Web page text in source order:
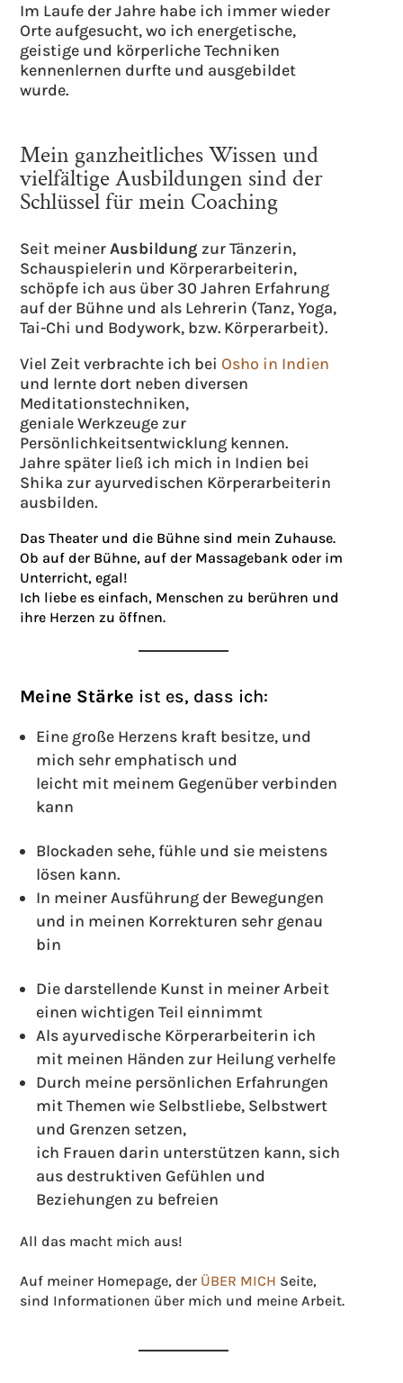
Im Laufe der Jahre habe ich immer wieder
Orte aufgesucht, wo ich energetische,
geistige und körperliche Techniken
kennenlernen durfte und ausgebildet
wurde.
Mein ganzheitliches Wissen und
vielfältige Ausbildungen sind der
Schlüssel für mein Coaching
Seit meinerAusbildung zur Tänzerin,
Schauspielerin und Körperarbeiterin,
schöpfe ich aus über 30 Jahren Erfahrung
auf der Bühne und als Lehrerin (Tanz, Yoga,
Tai-Chi und Bodywork, bzw. Körperarbeit).
Viel Zeit verbrachte ich bei Osho in Indien
und lernte dort neben diversen
Meditationstechniken,
geniale Werkzeuge zur
Persönlichkeitsentwicklung kennen.
Jahre später ließ ich mich in Indien bei
Shika zur ayurvedischen Körperarbeiterin
ausbilden.
Das Theater und die Bühne sind mein Zuhause.
Ob auf der Bühne, auf der Massagebank oder im
Unterricht, egal!
Ich liebe es einfach, Menschen zu berühren und
ihre Herzen zu öffnen.
Meine Stärke ist es, dass ich:
Eine große Herzens kraft besitze, und
mich sehr emphatisch und
leicht mit meinem Gegenüber verbinden
kann
Blockaden sehe, fühle und sie meistens
lösen kann.
In meiner Ausführung der Bewegungen
und in meinen Korrekturen sehr genau
bin
Die darstellende Kunst in meiner Arbeit
einen wichtigen Teil einnimmt
Als ayurvedische Körperarbeiterin ich
mit meinen Händen zur Heilung verhelfe
Durch meine persönlichen Erfahrungen
mit Themen wie Selbstliebe, Selbstwert
und Grenzen setzen,
ich Frauen darin unterstützen kann, sich
aus destruktiven Gefühlen und
Beziehungen zu befreien
All das macht mich aus!
Auf meiner Homepage, der ÜBER MICH Seite,
sind Informationen über mich und meine Arbeit.